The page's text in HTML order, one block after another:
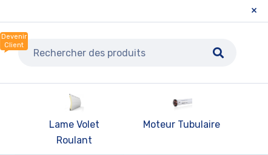
Devenir
Client
Lame Volet
Roulant
Moteur Tubulaire